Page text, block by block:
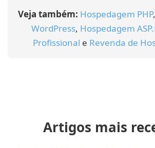
Veja também: Hospedagem PHP,
WordPress, Hospedagem
Profissional e Revenda de
Artigos mais